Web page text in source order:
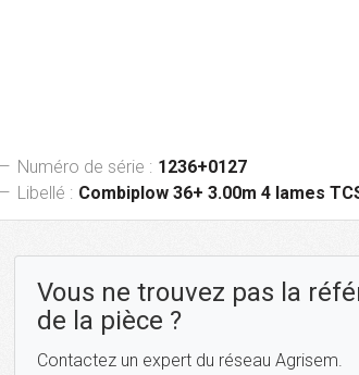
Numéro de série : 1236+0127
Libellé : Combiplow 36+ 3.00m 4 lames
Vous ne trouvez pas la
de la pièce ?
Contactez un expert du réseau Agrisem.